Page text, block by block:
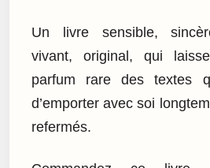
Un livre sensible,
vivant, original, qui
parfum rare des textes
d’emporter avec soi
refermés.